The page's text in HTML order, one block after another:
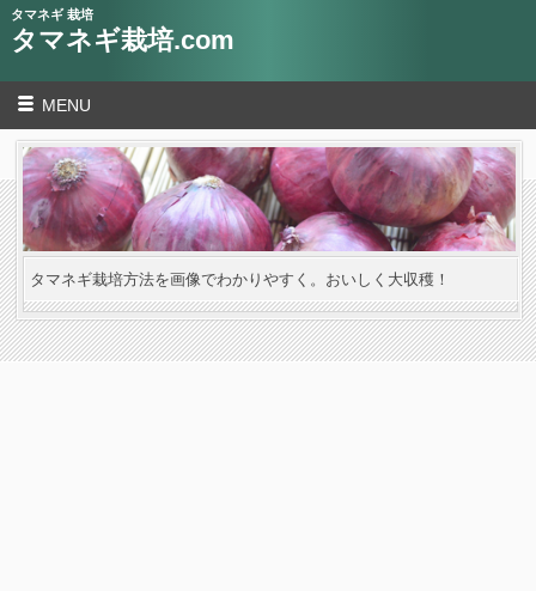
タマネギ 栽培
タマネギ栽培.com
MENU
タマネギ栽培方法を画像でわかりやすく。おいしく大収穫！